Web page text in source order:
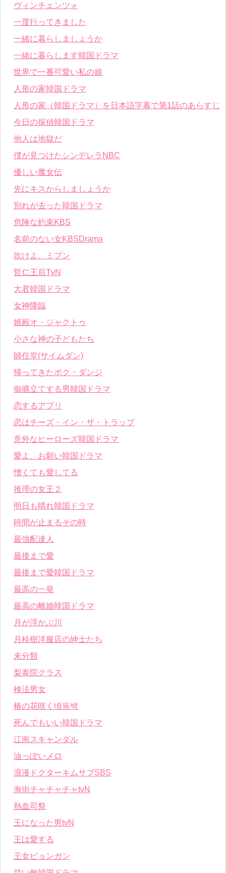
ヴィンチェンツォ
一度行ってきました
一緒に暮らしましょうか
一緒に暮らします韓国ドラマ
世界で一番可愛い私の娘
人形の家韓国ドラマ
人形の家（韓国ドラマ）を日本語字幕で第1話のあらすじ
今日の探偵韓国ドラマ
他人は地獄だ
僕が見つけたシンデレラNBC
優しい魔女伝
先にキスからしましょうか
別れが去った韓国ドラマ
危険な約束KBS
名前のない女KBSDrama
吹けよ、ミプン
哲仁王后TvN
大君韓国ドラマ
女神降臨
婿殿オ・ジャクトゥ
小さな神の子どもたち
師任堂(サイムダン)
帰ってきたポク・ダンジ
御膳立てする男韓国ドラマ
恋するアプリ
恋はチーズ・イン・ザ・トラップ
意外なヒーローズ韓国ドラマ
愛よ、お願い韓国ドラマ
憎くても愛してる
推理の女王２
明日も晴れ韓国ドラマ
時間が止まるその時
最強配達人
最後まで愛
最後まで愛韓国ドラマ
最高の一発
最高の離婚韓国ドラマ
月が浮かぶ川
月桂樹洋服店の紳士たち
未分類
梨泰院クラス
検法男女
椿の花咲く頃동백
死んでもいい韓国ドラマ
江南スキャンダル
油っぽいメロ
浪漫ドクターキムサブSBS
海街チャチャチャtvN
熱血司祭
王になった男tvN
王は愛する
王女ピョンガン